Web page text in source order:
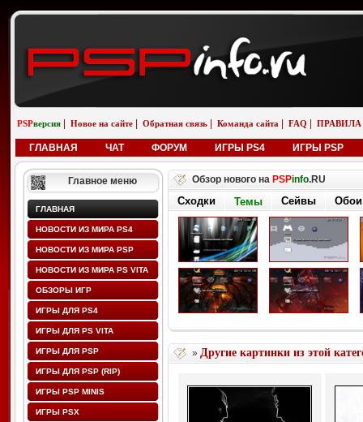
PSPверсия Новое на сайте Обратная связь Команда сайта FAQ ПРАВИЛА
ГЛАВНАЯ ЧАТ ФОРУМ ИГРЫ PS4 ИГРЫ PSP
Главное меню
ГЛАВНАЯ
НОВОСТИ ИЗ МИРА PS4
НОВОСТИ ИЗ МИРА PSP
НОВОСТИ ИЗ МИРА PS VITA
ОБЗОРЫ ИГР
ИГРЫ ДЛЯ PS4
ИГРЫ ДЛЯ PS VITA
ИГРЫ ДЛЯ PSP
ИГРЫ ДЛЯ PSP (RIP)
ИГРЫ PSP MINIS
ИГРЫ PSX
Обзор нового на PSPinfo.RU
Сходки Темы Сейвы Обои
» Другие картинки из этой